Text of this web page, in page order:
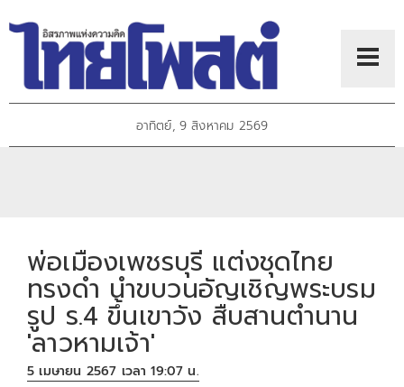
อาทิตย์, 9 สิงหาคม 2569
พ่อเมืองเพชรบุรี แต่งชุดไทย
ทรงดำ นำขบวนอัญเชิญพระบรม
รูป ร.4 ขึ้นเขาวัง สืบสานตำนาน
'ลาวหามเจ้า'
5 เมษายน 2567 เวลา 19:07 น.